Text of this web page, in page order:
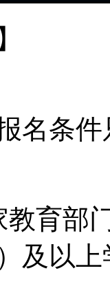
条件
部门
及以上